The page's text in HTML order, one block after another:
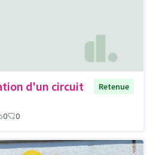
d'un circuit
Retenue
0 0